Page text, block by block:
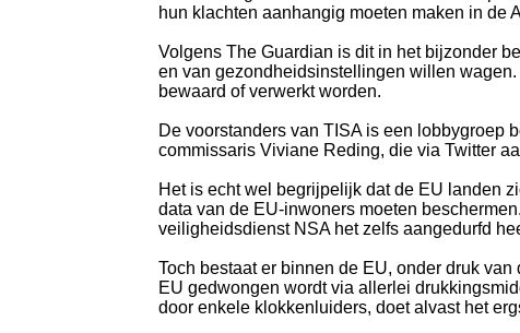
hun klachten aanhangig moeten maken in de
Volgens The Guardian is dit in het bijzonder
en van gezondheidsinstellingen willen
bewaard of verwerkt worden.
De voorstanders van TISA is een lobbygroep
commissaris Viviane Reding, die via Twitter
Het is echt wel begrijpelijk dat de EU landen
data van de EU-inwoners moeten
veiligheidsdienst NSA het zelfs aangedurfd
Toch bestaat er binnen de EU, onder druk
EU gedwongen wordt via allerlei
door enkele klokkenluiders, doet alvast het